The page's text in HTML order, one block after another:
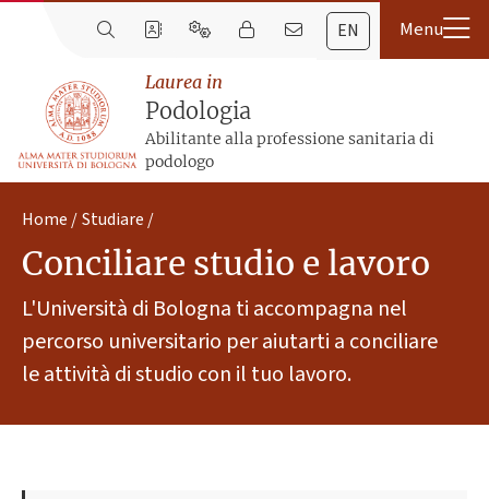
EN
Laurea in
Podologia
Abilitante alla professione sanitaria di
podologo
Home Studiare
Conciliare studio e lavoro
L'Università di Bologna ti accompagna nel
percorso universitario per aiutarti a conciliare
le attività di studio con il tuo lavoro.